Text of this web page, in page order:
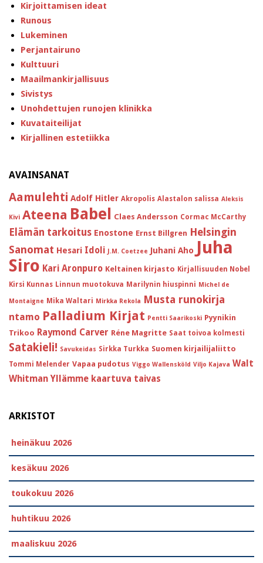
Kirjoittamisen ideat
Runous
Lukeminen
Perjantairuno
Kulttuuri
Maailmankirjallisuus
Sivistys
Unohdettujen runojen klinikka
Kuvataiteilijat
Kirjallinen estetiikka
AVAINSANAT
Aamulehti Adolf Hitler Akropolis Alastalon salissa Aleksis
Kivi Ateena Babel Claes Andersson Cormac McCarthy
Elämän tarkoitus Enostone Ernst Billgren Helsingin
Sanomat Hesari Idoli J.M. Coetzee Juhani Aho Juha
Siro Kari Aronpuro Keltainen kirjasto Kirjallisuuden Nobel
Kirsi Kunnas Linnun muotokuva Marilynin hiuspinni Michel de
Montaigne Mika Waltari Mirkka Rekola Musta runokirja
ntamo Palladium Kirjat Pentti Saarikoski Pyynikin
Trikoo Raymond Carver Réne Magritte Saat toivoa kolmesti
Satakieli! Savukeidas Sirkka Turkka Suomen kirjailijaliitto
Tommi Melender Vapaa pudotus Viggo Wallensköld Viljo Kajava Walt
Whitman Yllämme kaartuva taivas
ARKISTOT
heinäkuu 2026
kesäkuu 2026
toukokuu 2026
huhtikuu 2026
maaliskuu 2026